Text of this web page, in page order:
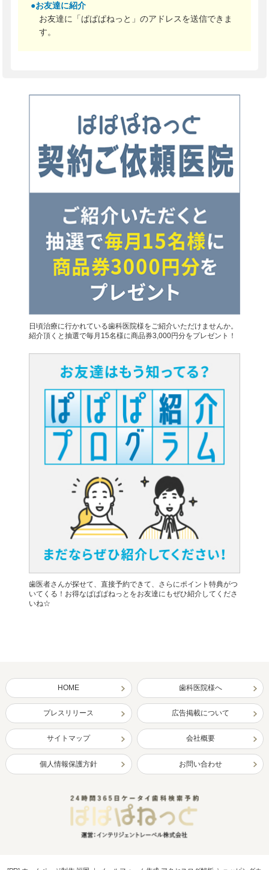
●お友達に紹介
お友達に「ぱぱぱねっと」のアドレスを送信できま
す。
日頃治療に行かれている歯科医院様をご紹介いただけませんか。
紹介頂くと抽選で毎月15名様に商品券3,000円分をプレゼント！
歯医者さんが探せて、直接予約できて、さらにポイント特典がつ
いてくる！お得なぱぱぱねっとをお友達にもぜひ紹介してくださ
いね☆
HOME 歯科医院様へ
プレスリリース 広告掲載について
サイトマップ 会社概要
個人情報保護方針 お問い合わせ